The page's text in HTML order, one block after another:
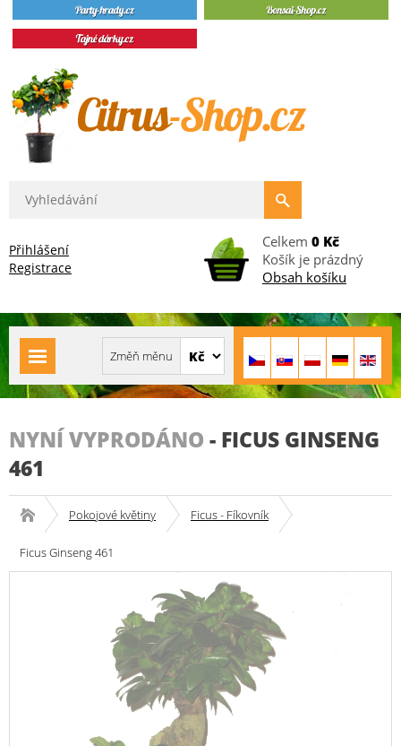
Přihlášení
Registrace
Celkem 0 Kč
Košík je prázdný
Obsah košíku
NYNÍ VYPRODÁNO - FICUS GINSENG
461
Pokojové květiny Ficus - Fíkovník
Ficus Ginseng 461